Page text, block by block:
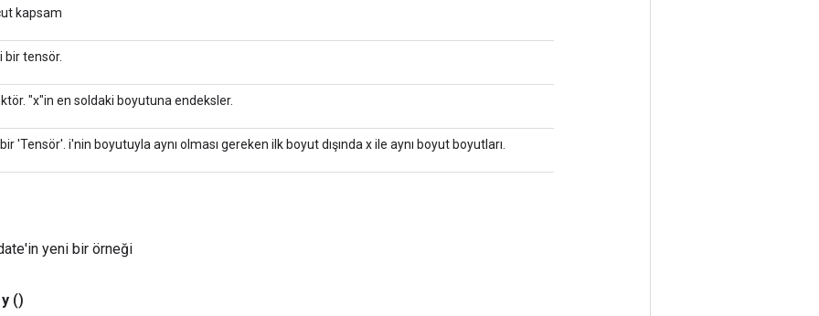
kapsam
bir tensör.
"x"in en soldaki boyutuna endeksler.
'Tensör'. i'nin boyutuyla aynı olması gereken ilk boyut dışında x ile aynı boyut boyutları.
yeni bir örneği
y ()